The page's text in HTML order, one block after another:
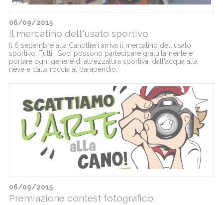
06/09/2015
Il mercatino dell'usato sportivo
Il 6 settembre alla Canottieri arriva il mercatino dell'usato
sportivo. Tutti i Soci possono partecipare gratuitamente e
portare ogni genere di attrezzatura sportiva, dall'acqua alla
neve e dalla roccia al parapendio.
06/09/2015
Premiazione contest fotografico